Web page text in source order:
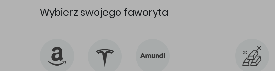
Wybierz swojego faworyta